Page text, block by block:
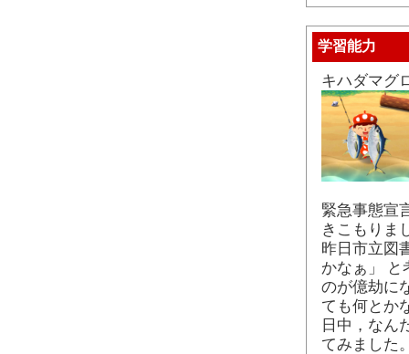
学習能力
キハダマグ
緊急事態宣
きこもりま
昨日市立図
かなぁ」 と
のが億劫に
ても何とか
日中，なん
てみました